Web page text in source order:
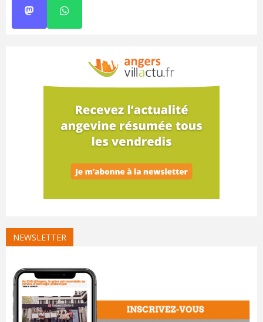
NEWSLETTER